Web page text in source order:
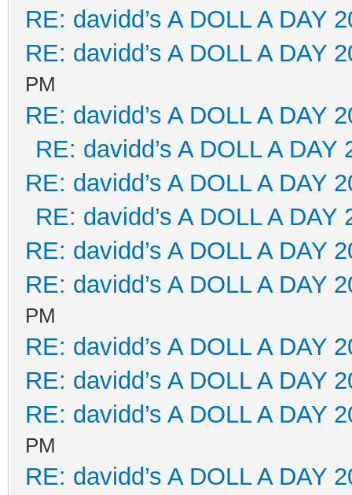
RE: davidd’s A DOLL A DAY
RE: davidd’s A DOLL A DAY
PM
RE: davidd’s A DOLL A DAY
RE: davidd’s A DOLL A DAY
RE: davidd’s A DOLL A DAY
RE: davidd’s A DOLL A DAY
RE: davidd’s A DOLL A DAY
RE: davidd’s A DOLL A DAY
PM
RE: davidd’s A DOLL A DAY
RE: davidd’s A DOLL A DAY
RE: davidd’s A DOLL A DAY
PM
RE: davidd’s A DOLL A DAY